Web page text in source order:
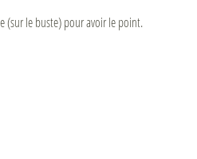
(sur le buste) pour avoir le point.